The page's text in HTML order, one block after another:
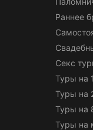
Раннее
Секс
Туры на
Туры на
Туры на
Туры на